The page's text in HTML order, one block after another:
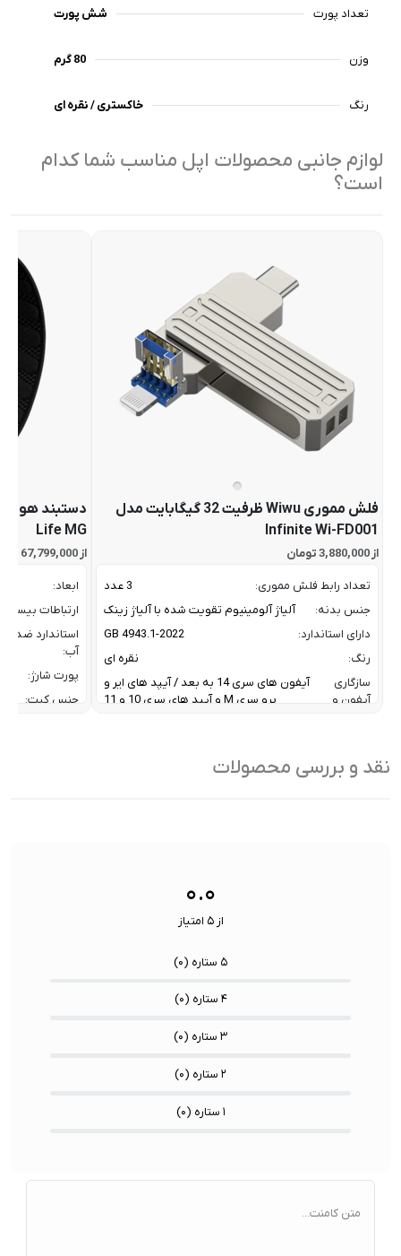
تعداد پورت شش پورت
وزن 80 گرم
رنگ خاکستری / نقره ای
لوازم جانبی محصولات اپل مناسب شما کدام
است؟
فلش مموری Wiwu ظرفیت 32 گیگابایت مدل
Infinite Wi-FD001
از 3,880,000 تومان
تعداد رابط فلش مموری:
3 عدد
جنس بدنه:
آلیاژ آلومینیوم تقویت شده با آلیاژ زینک
دارای استاندارد:
GB 4943.1-2022
رنگ:
نقره ای
سازگاری
آیفون و
آیفون های سری 14 به بعد / آیپد های ایر و
پرو سری M و آیپد های سری 10 و 11
ظرفیت:
Life MG
از 67,799,000 تومان
ابعاد:
ارتباطات بیسیم:
استاندارد ضد
آب:
پورت شارژ:
جنس کیت:
نقد و بررسی محصولات
۰.۰
از ۵ امتیاز
۵ ستاره ( ۰)
۴ ستاره ( ۰)
۳ ستاره ( ۰)
۲ ستاره ( ۰)
۱ ستاره ( ۰)
متن کامنت...